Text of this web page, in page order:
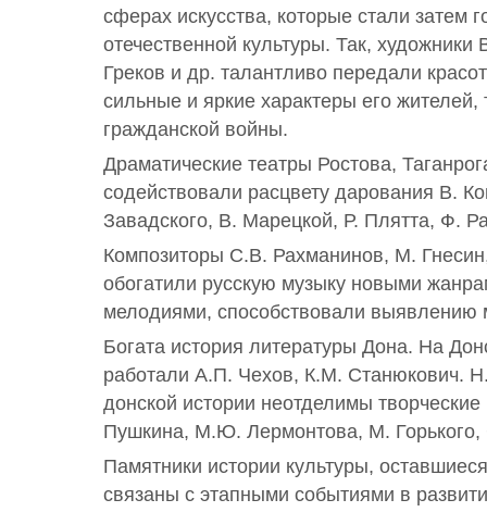
сферах искусства, которые стали затем
отечественной культуры. Так,
Греков и др. талантливо передали
сильные и яркие характеры его жителей,
гражданской войны.
Драматические театры Ростова,
содействовали расцвету дарования В.
Завадского, В. Марецкой, Р. Плятта, Ф.
Композиторы С.В. Рахманинов, М.
обогатили русскую музыку новыми
мелодиями, способствовали
Богата история литературы Дона. На
работали А.П. Чехов, К.М. Станюкович.
донской истории неотделимы
Пушкина, М.Ю. Лермонтова, М.
Памятники истории культуры,
связаны с этапными событиями в